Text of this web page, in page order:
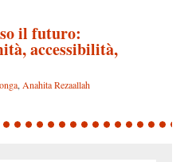
il futuro:
accessibilità,
, Anahita Rezaallah